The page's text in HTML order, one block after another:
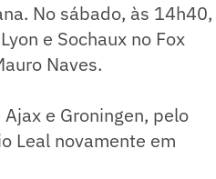
No sábado, às 14h40,
e Sochaux no Fox
Naves.
e Groningen, pelo
Leal novamente em